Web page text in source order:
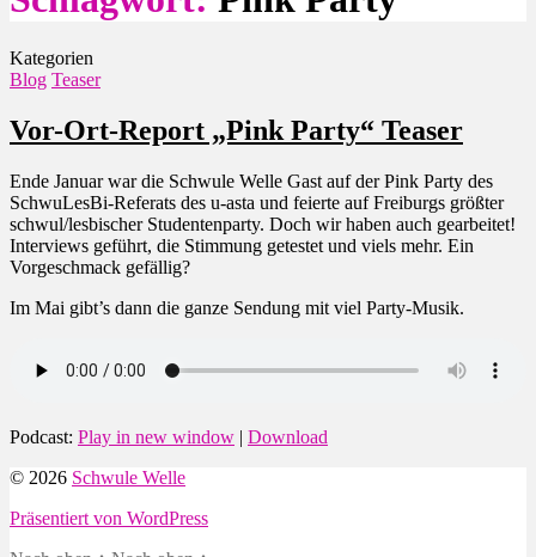
Kategorien
Blog Teaser
Vor-Ort-Report „Pink Party“ Teaser
Ende Januar war die Schwule Welle Gast auf der Pink Party des
SchwuLesBi-Referats des u-asta und feierte auf Freiburgs größter
schwul/lesbischer Studentenparty. Doch wir haben auch gearbeitet!
Interviews geführt, die Stimmung getestet und viels mehr. Ein
Vorgeschmack gefällig?
Im Mai gibt’s dann die ganze Sendung mit viel Party-Musik.
Podcast: Play in new window | Download
© 2026 Schwule Welle
Präsentiert von WordPress